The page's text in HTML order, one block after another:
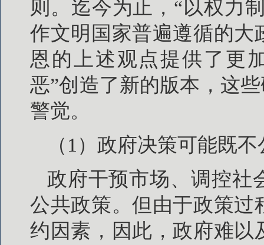
则。迄今为止，“以权力
作文明国家普遍遵循的大
恩的上述观点提供了更
恶”创造了新的版本，这
警觉。
（1）政府决策可能既
政府干预市场、调控社
公共政策。但由于政策过
约因素，因此，政府难以